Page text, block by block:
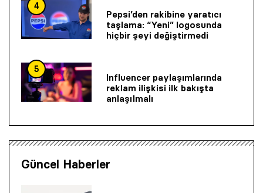
4
Pepsi’den rakibine yaratıcı
taşlama: “Yeni” logosunda
hiçbir şeyi değiştirmedi
5
Influencer paylaşımlarında
reklam ilişkisi ilk bakışta
anlaşılmalı
Güncel Haberler